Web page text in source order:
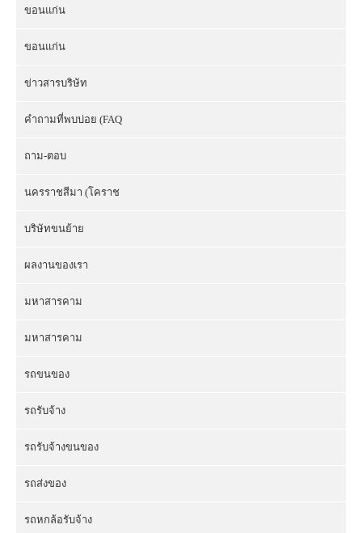
ขอนแก่น
ขอนแก่น
ข่าวสารบริษัท
คำถามที่พบบ่อย (FAQ
ถาม-ตอบ
นครราชสีมา (โคราช
บริษัทขนย้าย
ผลงานของเรา
มหาสารคาม
มหาสารคาม
รถขนของ
รถรับจ้าง
รถรับจ้างขนของ
รถส่งของ
รถหกล้อรับจ้าง